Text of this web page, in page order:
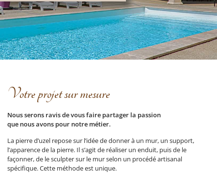
Votre projet sur mesure
Nous serons ravis de vous faire partager la passion
que nous avons pour notre métier.
La pierre d’uzel repose sur l’idée de donner à un mur, un support,
l’apparence de la pierre. Il s’agit de réaliser un enduit, puis de le
façonner, de le sculpter sur le mur selon un procédé artisanal
spécifique. Cette méthode est unique.